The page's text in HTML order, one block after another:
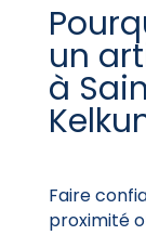
un
à
Faire
proximité